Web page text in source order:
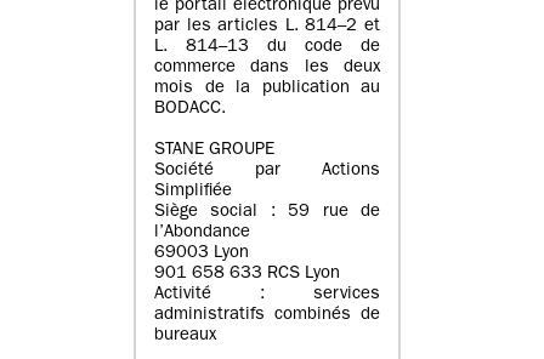
le portail électronique prévu
par les articles L. 814–2 et
L. 814–13 du code de
commerce dans les deux
mois de la publication au
BODACC.
STANE GROUPE
Société par Actions
Simplifiée
Siège social : 59 rue de
l’Abondance
69003 Lyon
901 658 633 RCS Lyon
Activité : services
administratifs combinés de
bureaux